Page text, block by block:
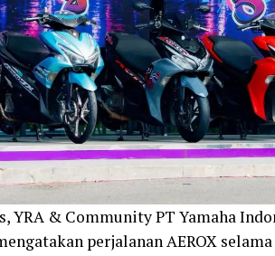
YRA & Community PT Yamaha
perjalanan AEROX